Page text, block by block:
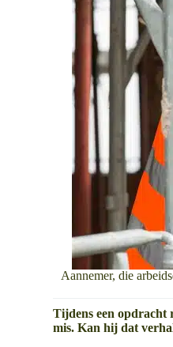
Aannemer, die
Tijdens een opdracht
mis. Kan hij dat